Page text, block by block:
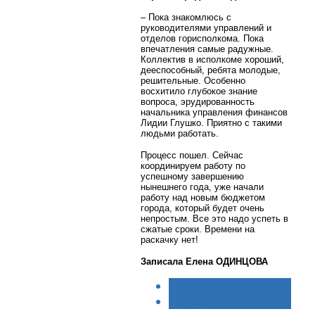
– Пока знакомлюсь с
руководителями управлений и
отделов горисполкома. Пока
впечатления самые радужные.
Коллектив в исполкоме хороший,
дееспособный, ребята молодые,
решительные. Особенно
восхитило глубокое знание
вопроса, эрудированность
начальника управления финансов
Лидии Глушко. Приятно с такими
людьми работать.
Процесс пошел. Сейчас
координируем работу по
успешному завершению
нынешнего года, уже начали
работу над новым бюджетом
города, который будет очень
непростым. Все это надо успеть в
сжатые сроки. Времени на
раскачку нет!
Записала Елена ОДИНЦОВА